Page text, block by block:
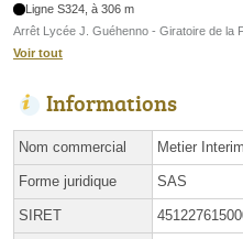
Ligne S324, à 306 m
Arrêt Lycée J. Guéhenno - Giratoire de la
Voir tout
Informations
Nom commercial Metier
Forme juridique SAS
SIRET